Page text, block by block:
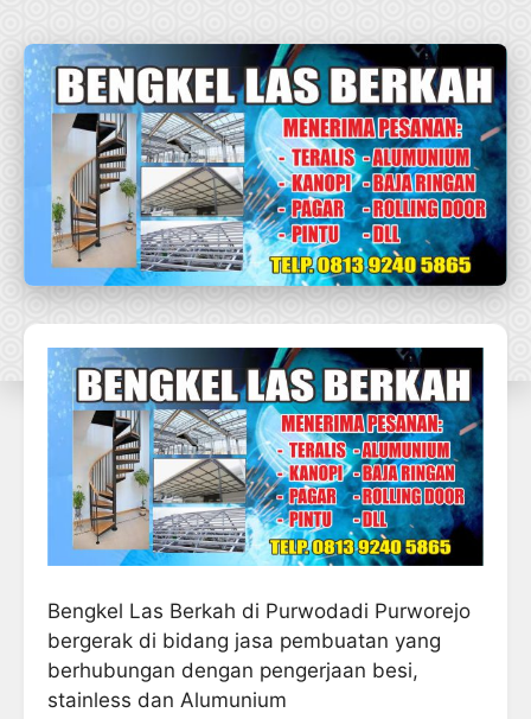
Bengkel Las Berkah di Purwodadi Purworejo
bergerak di bidang jasa pembuatan yang
berhubungan dengan pengerjaan besi,
stainless dan Alumunium